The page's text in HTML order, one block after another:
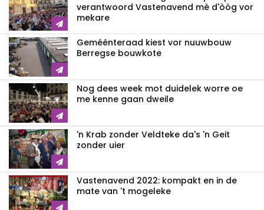
verantwoord Vastenavend mè d'òòg vor
mekare
Geméénteraad kiest vor nuuwbouw
Berregse bouwkote
Nog dees week mot duidelek worre oe
me kenne gaan dweile
'n Krab zonder Veldteke da's 'n Geit
zonder uier
Vastenavend 2022: kompakt en in de
mate van 't mogeleke